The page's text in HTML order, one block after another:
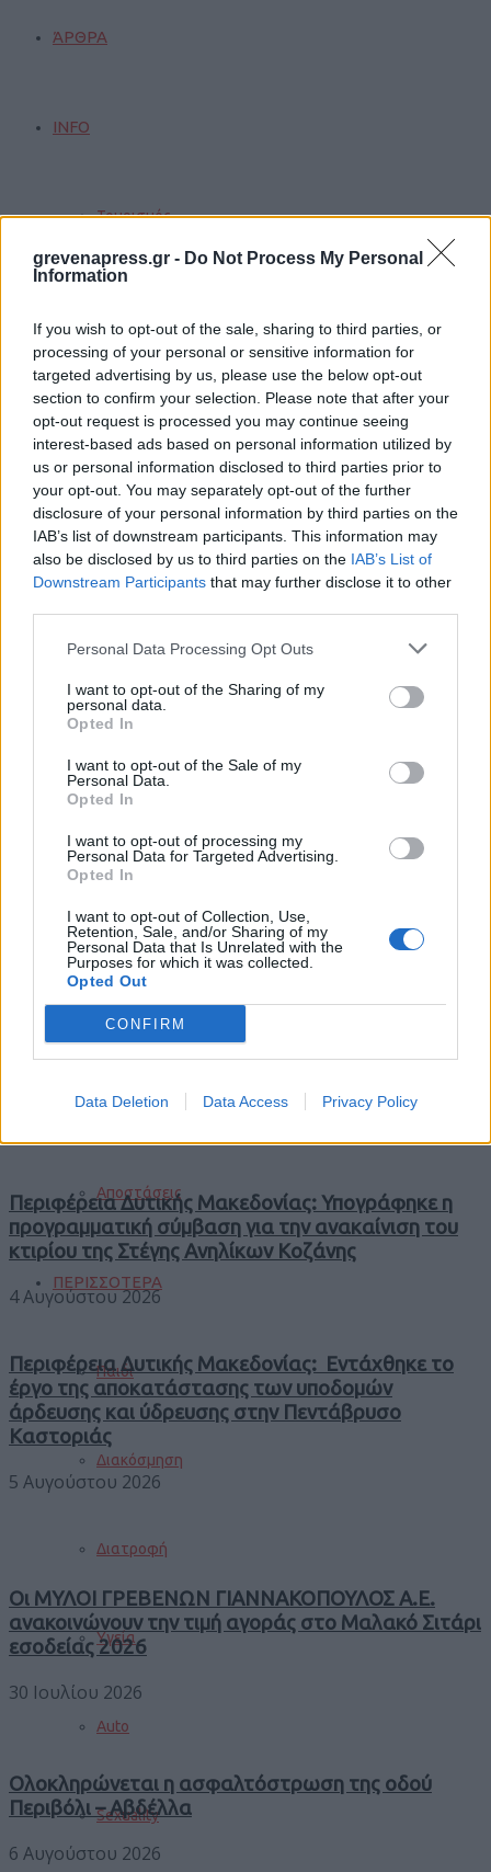
grevenapress.gr - Do Not Process My Personal
Information
If you wish to opt-out of the sale, sharing to third parties, or
processing of your personal or sensitive information for
targeted advertising by us, please use the below opt-out
section to confirm your selection. Please note that after your
opt-out request is processed you may continue seeing
interest-based ads based on personal information utilized by
us or personal information disclosed to third parties prior to
your opt-out. You may separately opt-out of the further
disclosure of your personal information by third parties on the
IAB’s list of downstream participants. This information may
also be disclosed by us to third parties on the IAB’s List of
Downstream Participants that may further disclose it to other
Personal Data Processing Opt Outs
I want to opt-out of the Sharing of my
personal data.
Opted In
I want to opt-out of the Sale of my
Personal Data.
Opted In
I want to opt-out of processing my
Personal Data for Targeted Advertising.
Opted In
I want to opt-out of Collection, Use,
Retention, Sale, and/or Sharing of my
Personal Data that Is Unrelated with the
Purposes for which it was collected.
Opted Out
CONFIRM
Data Deletion Data Access Privacy Policy
ΆΡΘΡΑ
INFO
Τουρισμός
Δρομολόγια
Εορτολόγιο
Κηδείες
Φαρμακεία
Φωτιές
Τροχαία
Σεισμοί
Αποστάσεις
ΠΕΡΙΣΣΟΤΕΡΑ
Παιδί
Διακόσμηση
Διατροφή
Υγεία
Auto
Sexuality
Trending
Περιφέρεια Δυτικής Μακεδονίας: Υπογράφηκε η
προγραμματική σύμβαση για την ανακαίνιση του
κτιρίου της Στέγης Ανηλίκων Κοζάνης
4 Αυγούστου 2026
Περιφέρεια Δυτικής Μακεδονίας: Εντάχθηκε το
έργο της αποκατάστασης των υποδομών
άρδευσης και ύδρευσης στην Πεντάβρυσο
Καστοριάς
5 Αυγούστου 2026
Οι ΜΥΛΟΙ ΓΡΕΒΕΝΩΝ ΓΙΑΝΝΑΚΟΠΟΥΛΟΣ Α.Ε.
ανακοινώνουν την τιμή αγοράς στο Μαλακό Σιτάρι
εσοδείας 2026
30 Ιουλίου 2026
Ολοκληρώνεται η ασφαλτόστρωση της οδού
Περιβόλι – Αβδέλλα
6 Αυγούστου 2026